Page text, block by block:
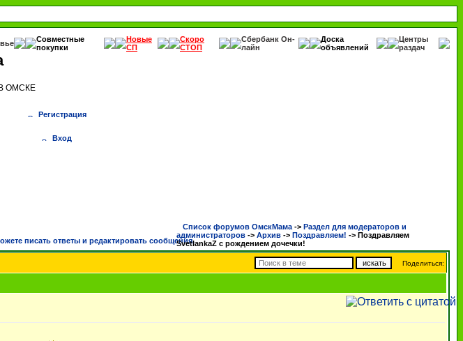
Совместные
покупки
Новые
СП
Скоро
СТОП
Сбербанк Он-
лайн
Доска
объявлений
Центры
раздач
ОМСКЕ
Регистрация
Вход
Список форумов ОмскМама -> Раздел для модераторов и
администраторов -> Архив -> Поздравляем! -> Поздравляем
SvetlankaZ с рождением дочечки!
Поделиться: